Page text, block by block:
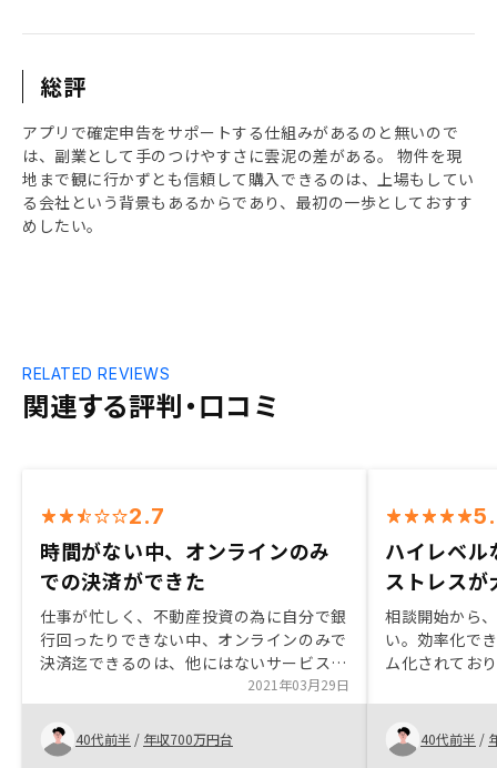
総評
アプリで確定申告をサポートする仕組みがあるのと無いので
は、副業として手のつけやすさに雲泥の差がある。 物件を現
地まで観に行かずとも信頼して購入できるのは、上場もしてい
る会社という背景もあるからであり、最初の一歩としておすす
めしたい。
関連する評判・口コミ
RELATED REVIEWS
2.7
時間がない中、オンラインのみ
での決済ができた
仕事が忙しく、不動産投資の為に自分で銀
行回ったりできない中、オンラインのみで
決済迄できるのは、他にはないサービスだ
2021年03月29日
40代前半 / 年収700万円台
ハイレベル
ストレスが
相談開始から
い。効率化で
ム化されてお
た際にも的確
め方が出来た
しては申し分
40代前半 /